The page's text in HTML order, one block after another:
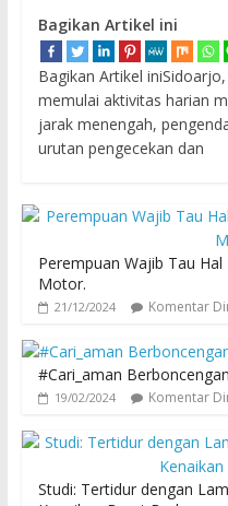
Bagikan Artikel ini
Bagikan Artikel
memulai aktivitas harian
jarak menengah,
urutan pengecekan dan
Perempuan Wajib Tau
Motor.
21/12/2024 Komentar
#Cari_aman
19/02/2024 Komentar
Studi: Tertidur dengan